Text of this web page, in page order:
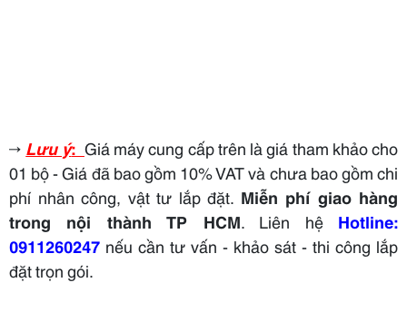
→ Lưu ý: Giá máy cung cấp trên là giá tham khảo cho
01 bộ - Giá đã bao gồm 10% VAT và chưa bao gồm chi
phí nhân công, vật tư lắp đặt. Miễn phí giao hàng
trong nội thành TP HCM. Liên hệ Hotline:
0911260247 nếu cần tư vấn - khảo sát - thi công lắp
đặt trọn gói.